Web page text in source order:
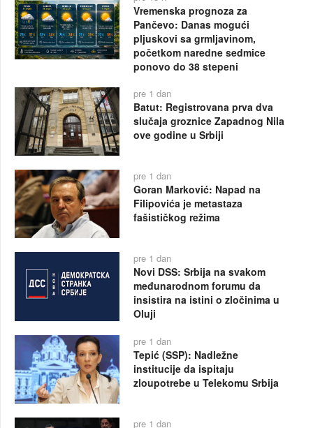
Vremenska prognoza za
Pančevo: Danas mogući
pljuskovi sa grmljavinom,
početkom naredne sedmice
ponovo do 38 stepeni
pre 1 dan
Batut: Registrovana prva dva
slučaja groznice Zapadnog Nila
ove godine u Srbiji
pre 1 dan
Goran Marković: Napad na
Filipovića je metastaza
fašističkog režima
pre 1 dan
Novi DSS: Srbija na svakom
međunarodnom forumu da
insistira na istini o zločinima u
Oluji
pre 1 dan
Tepić (SSP): Nadležne
institucije da ispitaju
zloupotrebe u Telekomu Srbija
pre 1 dan